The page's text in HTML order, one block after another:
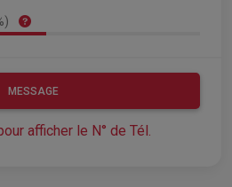
MESSAGE
afficher le N° de Tél.